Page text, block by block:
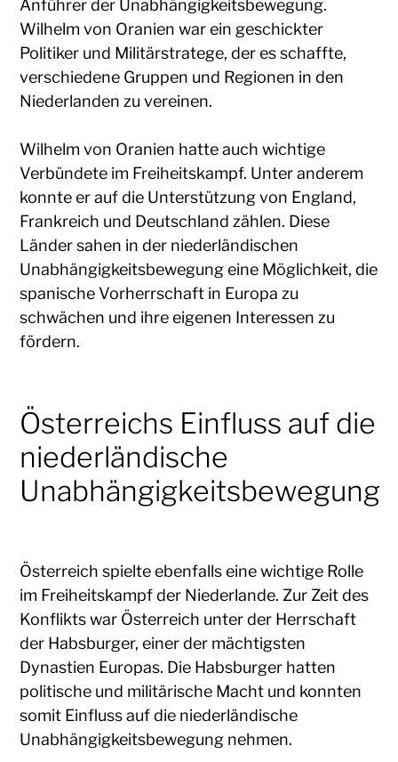
Anführer der Unabhängigkeitsbewegung.
Wilhelm von Oranien war ein geschickter
Politiker und Militärstratege, der es schaffte,
verschiedene Gruppen und Regionen in den
Niederlanden zu vereinen.
Wilhelm von Oranien hatte auch wichtige
Verbündete im Freiheitskampf. Unter anderem
konnte er auf die Unterstützung von England,
Frankreich und Deutschland zählen. Diese
Länder sahen in der niederländischen
Unabhängigkeitsbewegung eine Möglichkeit, die
spanische Vorherrschaft in Europa zu
schwächen und ihre eigenen Interessen zu
fördern.
Österreichs Einfluss auf die
niederländische
Unabhängigkeitsbewegung
Österreich spielte ebenfalls eine wichtige Rolle
im Freiheitskampf der Niederlande. Zur Zeit des
Konflikts war Österreich unter der Herrschaft
der Habsburger, einer der mächtigsten
Dynastien Europas. Die Habsburger hatten
politische und militärische Macht und konnten
somit Einfluss auf die niederländische
Unabhängigkeitsbewegung nehmen.